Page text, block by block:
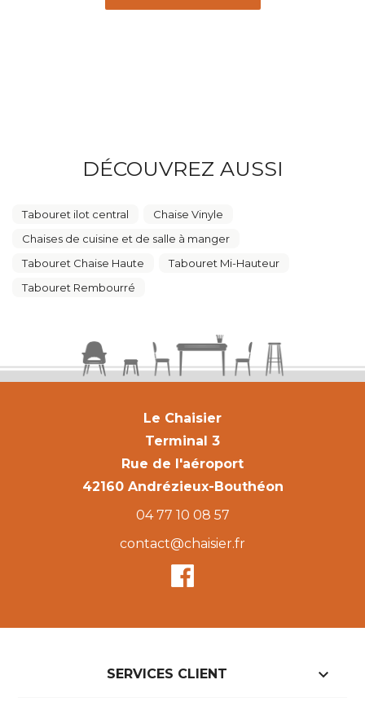
DÉCOUVREZ AUSSI
Tabouret ilot central
Chaise Vinyle
Chaises de cuisine et de salle à manger
Tabouret Chaise Haute
Tabouret Mi-Hauteur
Tabouret Rembourré
Le Chaisier
Terminal 3
Rue de l'aéroport
42160 Andrézieux-Bouthéon
04 77 10 08 57
contact@chaisier.fr
SERVICES CLIENT 